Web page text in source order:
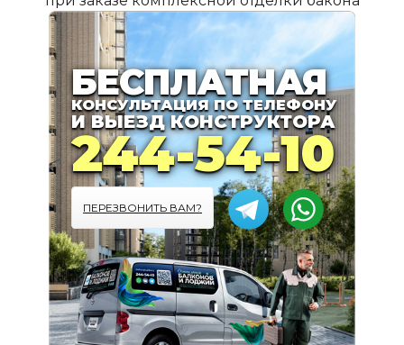
БЕСПЛАТНАЯ
КОНСУЛЬТАЦИЯ ПО ТЕЛЕФОНУ
И ВЫЕЗД КОНСТРУКТОРА
244-54-10
ПЕРЕЗВОНИТЬ ВАМ?